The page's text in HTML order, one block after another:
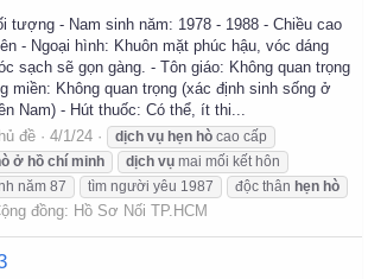
tượng - Nam sinh năm: 1978 - 1988 - Chiều cao
- Ngoại hình: Khuôn mặt phúc hậu, vóc dáng
sạch sẽ gọn gàng. - Tôn giáo: Không quan trọng
miền: Không quan trọng (xác định sinh sống ở
Nam) - Hút thuốc: Có thể, ít thi...
đề 4/1/24 dịch vụ hẹn hò cao cấp
ở hồ chí minh dịch vụ mai mối kết hôn
năm 87
tìm người yêu 1987 độc thân hẹn hò
đồng: Hồ Sơ Nối TP.HCM